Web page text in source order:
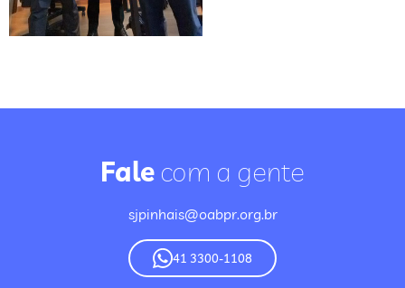
Fale com a gente
sjpinhais@oabpr.org.br
41 3300-1108